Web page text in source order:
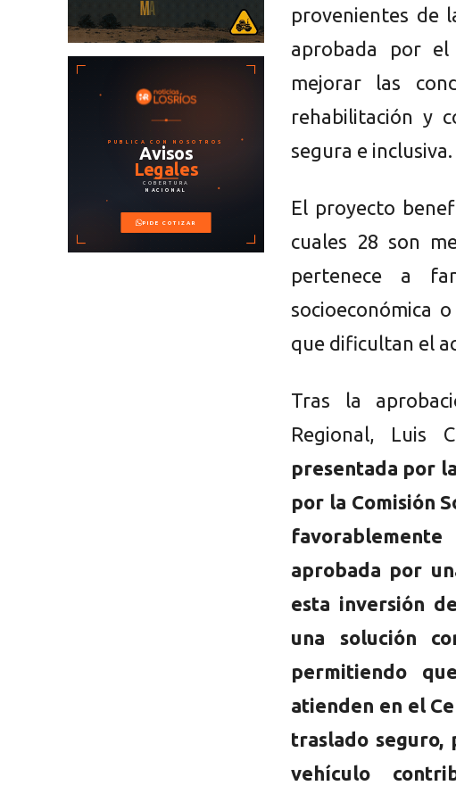
provenientes de
aprobada por
mejorar las
rehabilitación y
segura e inclusiva.
El proyecto
cuales 28 son
pertenece a
socioeconómica
que dificultan el
Tras la
Regional, Luis
presentada por
por la Comisión
aprobada por
esta inversión
una solución
permitiendo
atienden en el
traslado seguro,
vehículo